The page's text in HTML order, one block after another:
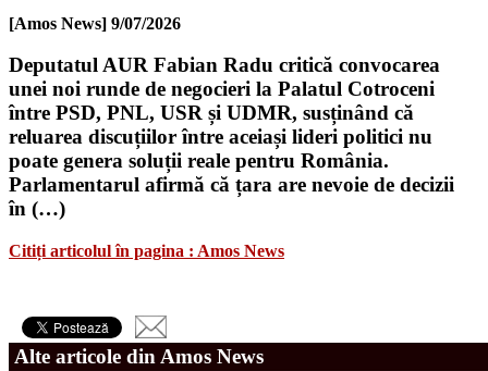
[Amos News] 9/07/2026
Deputatul AUR Fabian Radu critică convocarea
unei noi runde de negocieri la Palatul Cotroceni
între PSD, PNL, USR și UDMR, susținând că
reluarea discuțiilor între aceiași lideri politici nu
poate genera soluții reale pentru România.
Parlamentarul afirmă că țara are nevoie de decizii
în (…)
Citiți articolul în pagina : Amos News
Alte articole din Amos News